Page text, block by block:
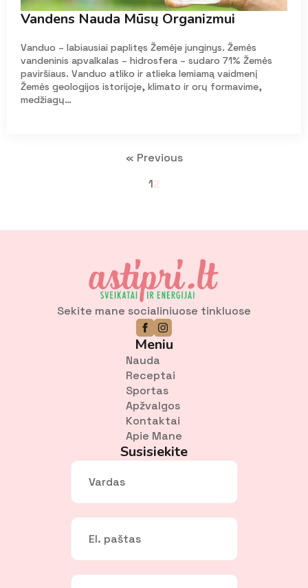
Vandens Nauda Mūsų Organizmui
Vanduo – labiausiai paplitęs Žemėje junginys. Žemės
vandeninis apvalkalas – hidrosfera – sudaro 71% Žemės
paviršiaus. Vanduo atliko ir atlieka lemiamą vaidmenį
Žemės geologijos istorijoje, klimato ir orų formavime,
medžiagų…
« Previous
12
Sekite mane socialiniuose tinkluose
Meniu
Nauda
Receptai
Sportas
Apžvalgos
Kontaktai
Apie Mane
Susisiekite
Vardas
El.
paštas
Žinutė